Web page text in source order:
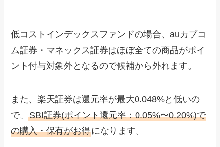
低コストインデックスファンドの場合、auカブコ
ム証券・マネックス証券はほぼ全ての商品がポイ
ント付与対象外となるので候補から外れます。
また、楽天証券は還元率が最大0.048%と低いの
で、SBI証券(ポイント還元率：0.05%〜0.20%)で
の購入・保有がお得になります。